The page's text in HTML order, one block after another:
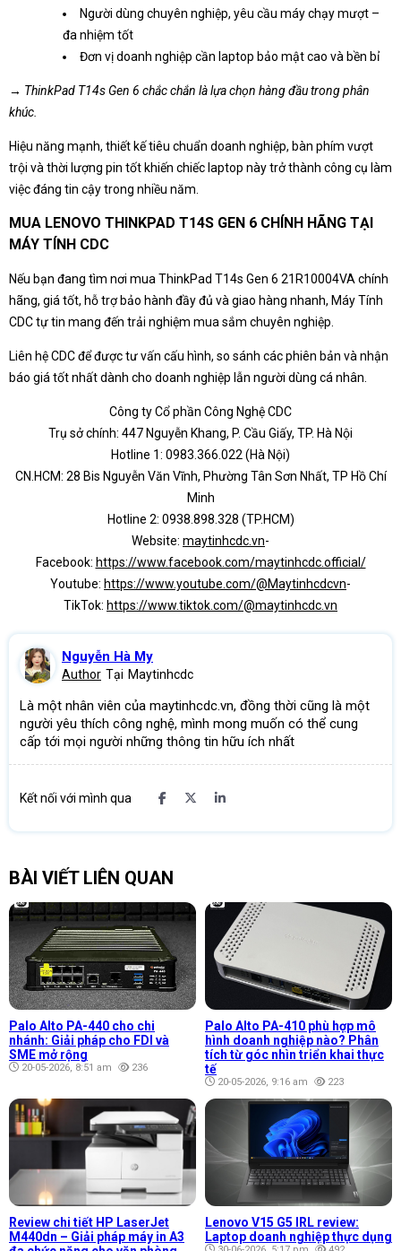
Người dùng chuyên nghiệp, yêu cầu máy chạy mượt –
đa nhiệm tốt
Đơn vị doanh nghiệp cần laptop bảo mật cao và bền bỉ
→ ThinkPad T14s Gen 6 chắc chắn là lựa chọn hàng đầu trong phân
khúc.
Hiệu năng mạnh, thiết kế tiêu chuẩn doanh nghiệp, bàn phím vượt
trội và thời lượng pin tốt khiến chiếc laptop này trở thành công cụ làm
việc đáng tin cậy trong nhiều năm.
MUA LENOVO THINKPAD T14S GEN 6 CHÍNH HÃNG TẠI
MÁY TÍNH CDC
Nếu bạn đang tìm nơi mua ThinkPad T14s Gen 6 21R10004VA chính
hãng, giá tốt, hỗ trợ bảo hành đầy đủ và giao hàng nhanh, Máy Tính
CDC tự tin mang đến trải nghiệm mua sắm chuyên nghiệp.
Liên hệ CDC để được tư vấn cấu hình, so sánh các phiên bản và nhận
báo giá tốt nhất dành cho doanh nghiệp lẫn người dùng cá nhân.
Công ty Cổ phần Công Nghệ CDC
Trụ sở chính: 447 Nguyễn Khang, P. Cầu Giấy, TP. Hà Nội
Hotline 1: 0983.366.022 (Hà Nội)
CN.HCM: 28 Bis Nguyễn Văn Vĩnh, Phường Tân Sơn Nhất, TP Hồ Chí
Minh
Hotline 2: 0938.898.328 (TP.HCM)
Website: maytinhcdc.vn-
Facebook: https://www.facebook.com/maytinhcdc.official/
Youtube: https://www.youtube.com/@Maytinhcdcvn-
TikTok: https://www.tiktok.com/@maytinhcdc.vn
Nguyễn Hà My
Author Tại Maytinhcdc
Là một nhân viên của maytinhcdc.vn, đồng thời cũng là một
người yêu thích công nghệ, mình mong muốn có thể cung
cấp tới mọi người những thông tin hữu ích nhất
Kết nối với mình qua
BÀI VIẾT LIÊN QUAN
Palo Alto PA-440 cho chi
nhánh: Giải pháp cho FDI và
SME mở rộng
20-05-2026, 8:51 am 236
Palo Alto PA-410 phù hợp mô
hình doanh nghiệp nào? Phân
tích từ góc nhìn triển khai thực
tế
20-05-2026, 9:16 am 223
Review chi tiết HP LaserJet
M440dn – Giải pháp máy in A3
Lenovo V15 G5 IRL review:
Laptop doanh nghiệp thực dụng